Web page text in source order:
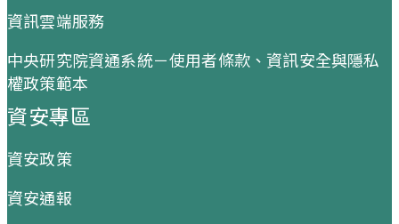
資訊雲端服務
中央研究院資通系統－使用者條款、資訊安全與隱私
權政策範本
資安專區
資安政策
資安通報